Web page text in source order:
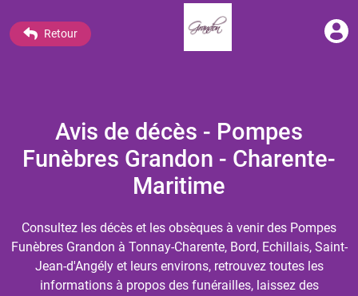
Retour
Avis de décès - Pompes
Funèbres Grandon - Charente-
Maritime
Consultez les décès et les obsèques à venir des Pompes
Funèbres Grandon à Tonnay-Charente, Bord, Echillais, Saint-
Jean-d'Angély et leurs environs, retrouvez toutes les
informations à propos des funérailles, laissez des